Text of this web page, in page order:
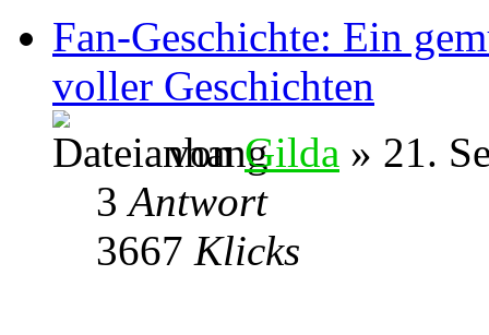
Fan-Geschichte: Ein
voller Geschichten
vonGilda » 21.
3Antwort
3667 Klicks